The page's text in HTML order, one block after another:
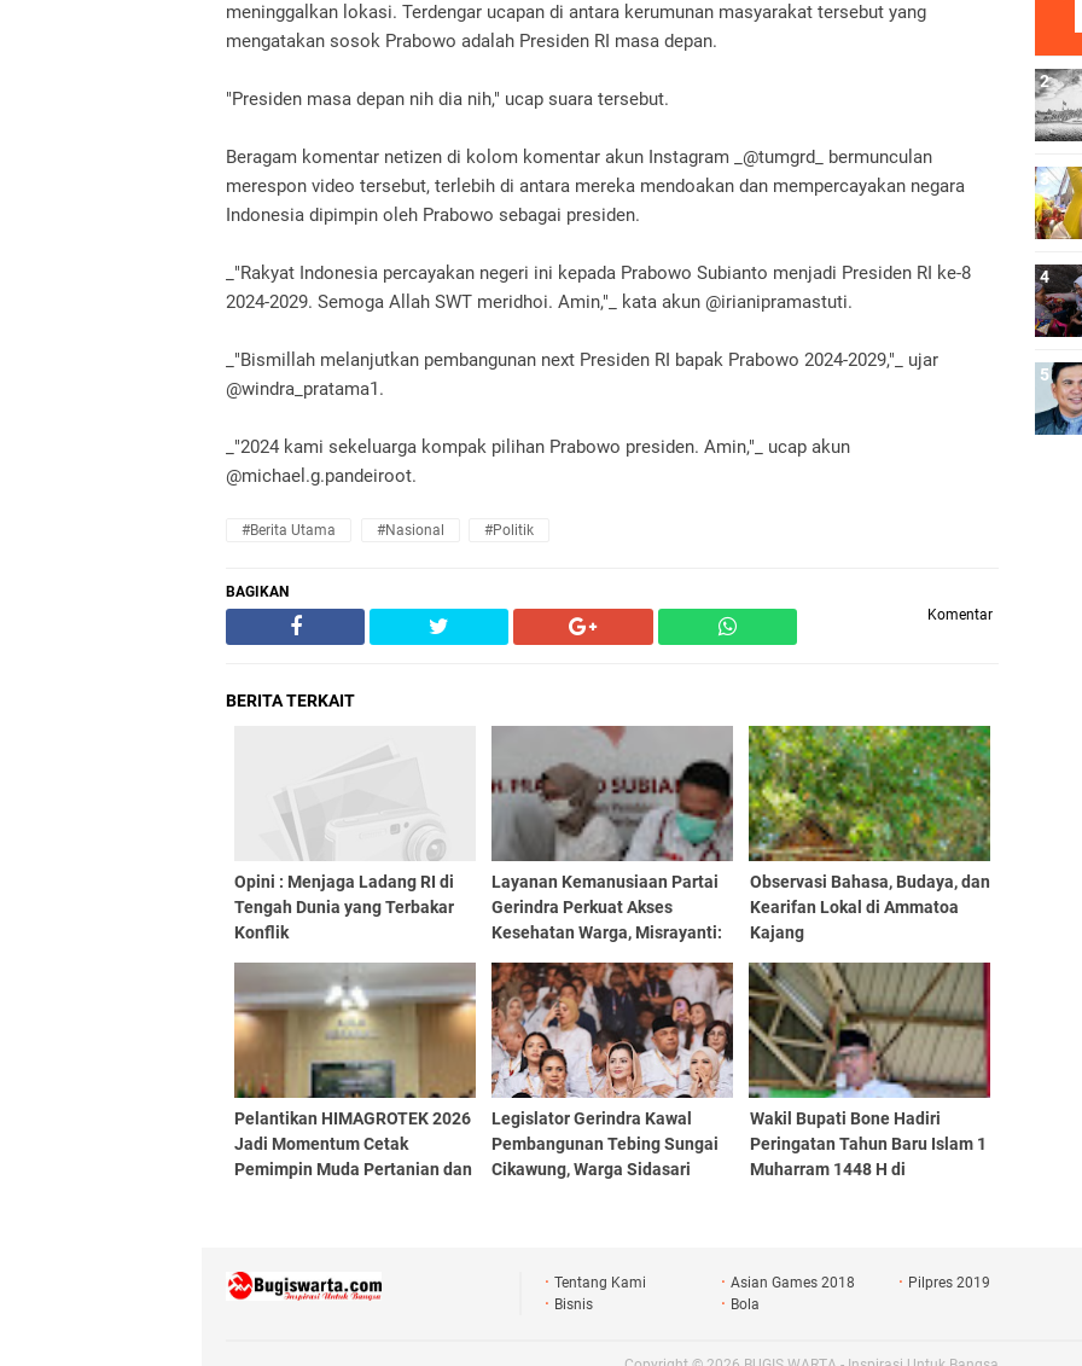
meninggalkan lokasi. Terdengar ucapan di antara kerumunan masyarakat tersebut yang
mengatakan sosok Prabowo adalah Presiden RI masa depan.
"Presiden masa depan nih dia nih," ucap suara tersebut.
Beragam komentar netizen di kolom komentar akun Instagram _@tumgrd_ bermunculan
merespon video tersebut, terlebih di antara mereka mendoakan dan mempercayakan negara
Indonesia dipimpin oleh Prabowo sebagai presiden.
_"Rakyat Indonesia percayakan negeri ini kepada Prabowo Subianto menjadi Presiden RI ke-8
2024-2029. Semoga Allah SWT meridhoi. Amin,"_ kata akun @irianipramastuti.
_"Bismillah melanjutkan pembangunan next Presiden RI bapak Prabowo 2024-2029,"_ ujar
@windra_pratama1.
_"2024 kami sekeluarga kompak pilihan Prabowo presiden. Amin,"_ ucap akun
@michael.g.pandeiroot.
#Berita Utama #Nasional #Politik
BAGIKAN
Komentar
BERITA TERKAIT
Opini : Menjaga Ladang RI di
Tengah Dunia yang Terbakar
Konflik
Layanan Kemanusiaan Partai
Gerindra Perkuat Akses
Kesehatan Warga, Misrayanti:
Aspirasi
Observasi Bahasa, Budaya, dan
Kearifan Lokal di Ammatoa
Kajang
Pelantikan HIMAGROTEK 2026
Jadi Momentum Cetak
Pemimpin Muda Pertanian dan
Legislator Gerindra Kawal
Pembangunan Tebing Sungai
Cikawung, Warga Sidasari
Wakil Bupati Bone Hadiri
Peringatan Tahun Baru Islam 1
Muharram 1448 H di
Tentang Kami Asian Games 2018
Pilpres 2019
Bisnis
Bola